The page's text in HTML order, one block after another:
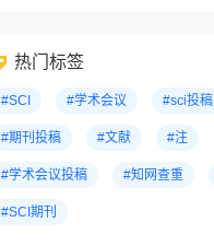
热门标签
#SCI #学术会议 #sci投稿
#期刊投稿 #文献 #注
#学术会议投稿 #知网查重
#SCI期刊